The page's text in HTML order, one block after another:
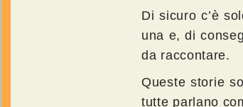
Di sicuro c’è
una e, di
da raccontare.
Queste storie
tutte parlano